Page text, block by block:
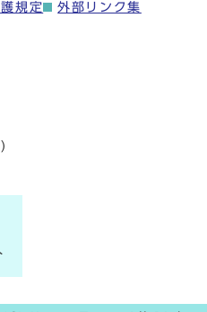
規定 外部リンク集